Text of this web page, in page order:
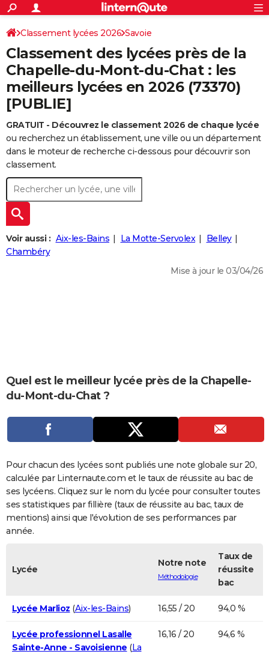
ACTUALITÉS
Politique
Société
Faits Divers
Education
Monde
Villes
+
SPORT
Coupe du monde 2026
Football
Tennis
Cyclisme
Rugby
Forum
CULTURE
Programme TV
TNT
Streaming
Cinéma
Sorties cinéma
Musique
+
FINANCE
Retraite
Impôts
Epargne
Immobilier
Risques naturels par ville
Banque
Assurance
Crédit
AUTO
Réserver un essai
Citadines
Berlines
Forum auto
HIGH-TECH
BRICOLAGE
Aménagement intérieur
Cuisine
Jardinage
+ WEEK-END
Guides de France
Escapades
Patrimoine
Expositions
Musées
Week-end nature
+
LIFESTYLE
SANTE
Alimentation
Guide de la santé
Maladies
Médicaments
Sommeil
+
Carte de Noël
Carte Bonne année
Carte Saint-Valentin
Carte Pâques
Carte d'anniversaire
DICTIONNAIRE
Dictionnaire
Biographies
Citations
Expressions
Proverbes
COPAINS D'AVANT
FORUM
Bricolage
Lifestyle
Culture
Television
Voyage
Cinema
S'inscrire
Connexion
Classement lycées 2026 Savoie
Classement des lycées près de la
Chapelle-du-Mont-du-Chat : les
meilleurs lycées en 2026 (73370)
[PUBLIE]
GRATUIT - Découvrez le classement 2026 de chaque lycée
ou recherchez un établissement, une ville ou un département
dans le moteur de recherche ci-dessous pour découvrir son
classement.
Voir aussi : Aix-les-Bains La Motte-Servolex
Belley
Chambéry
Mise à jour le 03/04/26
Quel est le meilleur lycée près de la Chapelle-
du-Mont-du-Chat ?
Pour chacun des lycées sont publiés une note globale sur 20,
calculée par Linternaute.com et le taux de réussite au bac de
ses lycéens. Cliquez sur le nom du lycée pour consulter toutes
ses statistiques par fillière (taux de réussite au bac, taux de
mentions) ainsi que l'évolution de ses performances par
année.
Lycée
Notre note
Méthodologie
Taux de
réussite
bac
Lycée Marlioz (Aix-les-Bains) 16,55 / 20 94,0 %
Lycée professionnel Lasalle
Sainte-Anne - Savoisienne (La
16,16 / 20 94,6 %